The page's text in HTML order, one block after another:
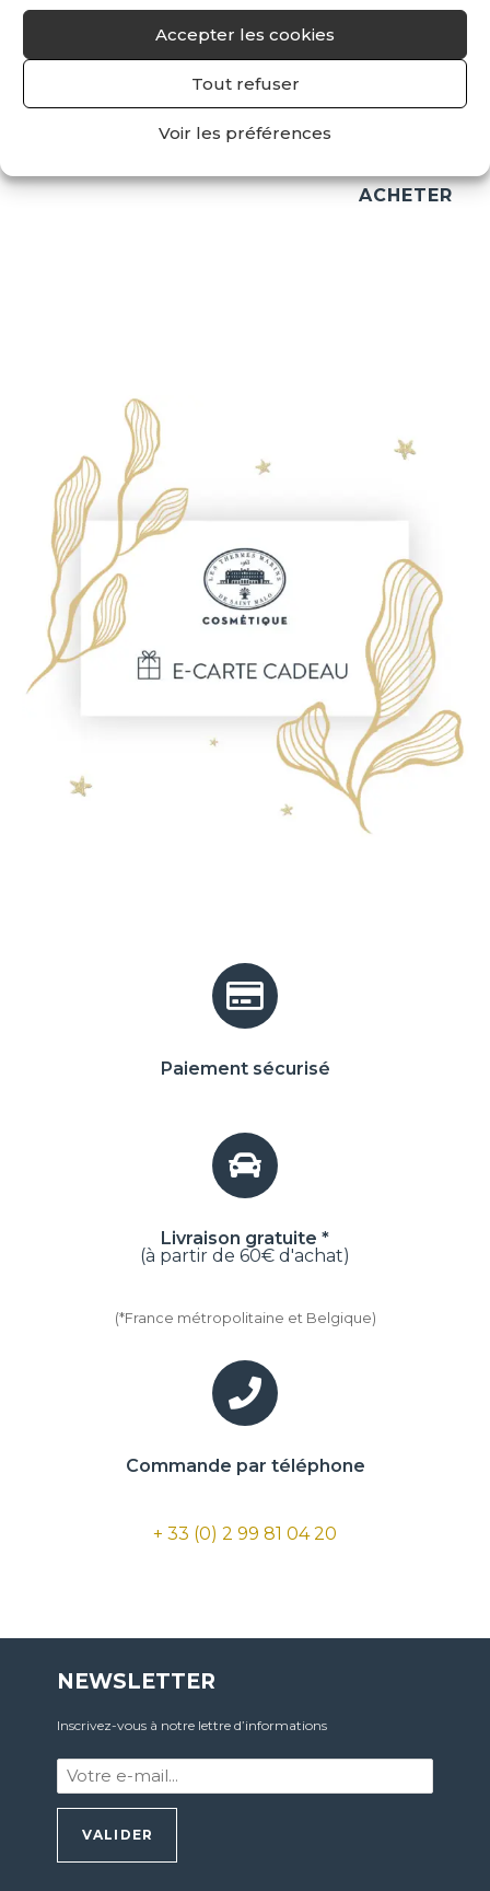
Accepter les cookies
Tout refuser
Voir les préférences
PATCH PERFECT REGARD AUX FIBRES D’ALGINATE
Apaisent et tonifient le regard en seulement 15
minutes !
9€ 4 ml
ACHETER
Paiement sécurisé
Livraison gratuite *
(à partir de 60€ d'achat)
(*France métropolitaine et Belgique)
Commande par téléphone
+ 33 (0) 2 99 81 04 20
NEWSLETTER
Inscrivez-vous à notre lettre d’informations
Votre
mail
: